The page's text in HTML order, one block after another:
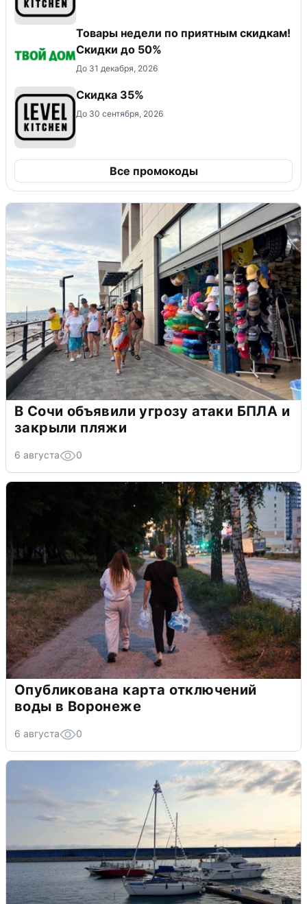
Товары недели по приятным скидкам!
Скидки до 50%
До 31 декабря, 2026
Скидка 35%
До 30 сентября, 2026
Все промокоды
В Сочи объявили угрозу атаки БПЛА и
закрыли пляжи
6 августа 0
Опубликована карта отключений
воды в Воронеже
6 августа 0